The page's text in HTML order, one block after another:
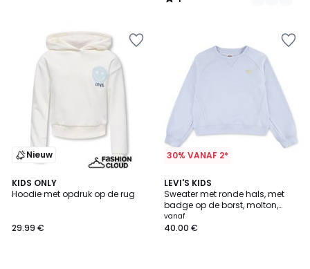
/
Nieuw
KIDS ONLY
Hoodie met opdruk op de rug
29.99 €
2
Kleuren
30% VANAF 2*
LEVI'S KIDS
Sweater met ronde hals, met
badge op de borst, molton,
BATWING
vanaf
40.00 €